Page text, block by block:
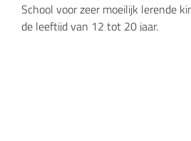
School voor zeer moeilijk lerende
de leeftijd van 12 tot 20 jaar.